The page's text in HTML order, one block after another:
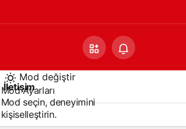
İletişim
Mod değiştir
Mod Ayarları
Mod seçin, deneyimini
kişiselleştirin.